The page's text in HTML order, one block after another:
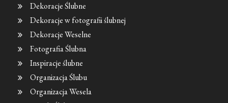
Dekoracje Ślubne
Dekoracje w fotografii ślubnej
Dekoracje Weselne
Fotografia Ślubna
Inspiracje ślubne
Organizacja Ślubu
Organizacja Wesela